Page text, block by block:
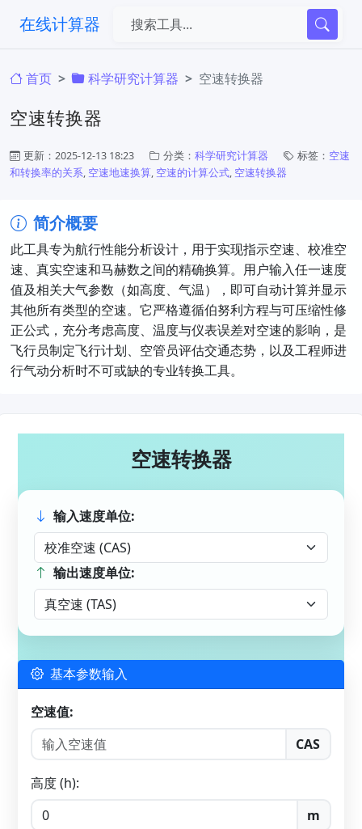
在线计算器
首页 科学研究计算器 空速转换器
空速转换器
更新：2025-12-13 18:23 分类： 科学研究计算器 标签： 空速
和转换率的关系, 空速地速换算, 空速的计算公式, 空速转换器
简介概要
此工具专为航行性能分析设计，用于实现指示空速、校准空
速、真实空速和马赫数之间的精确换算。用户输入任一速度
值及相关大气参数（如高度、气温），即可自动计算并显示
其他所有类型的空速。它严格遵循伯努利方程与可压缩性修
正公式，充分考虑高度、温度与仪表误差对空速的影响，是
飞行员制定飞行计划、空管员评估交通态势，以及工程师进
行气动分析时不可或缺的专业转换工具。
空速转换器
输入速度单位:
输出速度单位:
基本参数输入
空速值:
CAS
高度 (h):
m